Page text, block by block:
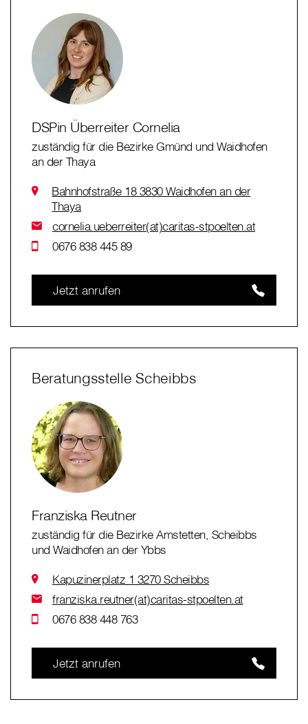
DSPin Überreiter Cornelia
zuständig für die Bezirke Gmünd und Waidhofen
an der Thaya
Bahnhofstraße 18 3830 Waidhofen an der
Thaya
cornelia.ueberreiter(at)caritas-stpoelten.at
0676 838 445 89
Jetzt anrufen
Beratungsstelle Scheibbs
Franziska Reutner
zuständig für die Bezirke Amstetten, Scheibbs
und Waidhofen an der Ybbs
Kapuzinerplatz 1 3270 Scheibbs
franziska.reutner(at)caritas-stpoelten.at
0676 838 448 763
Jetzt anrufen